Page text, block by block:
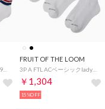
FRUIT OF THE LOOM
3P A FTL ACベーシックlady's 16449400 （ホワイト）
￥1,304
15%OFF